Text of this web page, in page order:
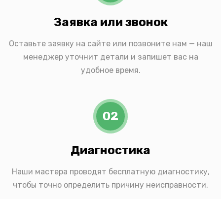
Заявка или звонок
Оставьте заявку на сайте или позвоните нам — наш
менеджер уточнит детали и запишет вас на
удобное время.
02
Диагностика
Наши мастера проводят бесплатную диагностику,
чтобы точно определить причину неисправности.